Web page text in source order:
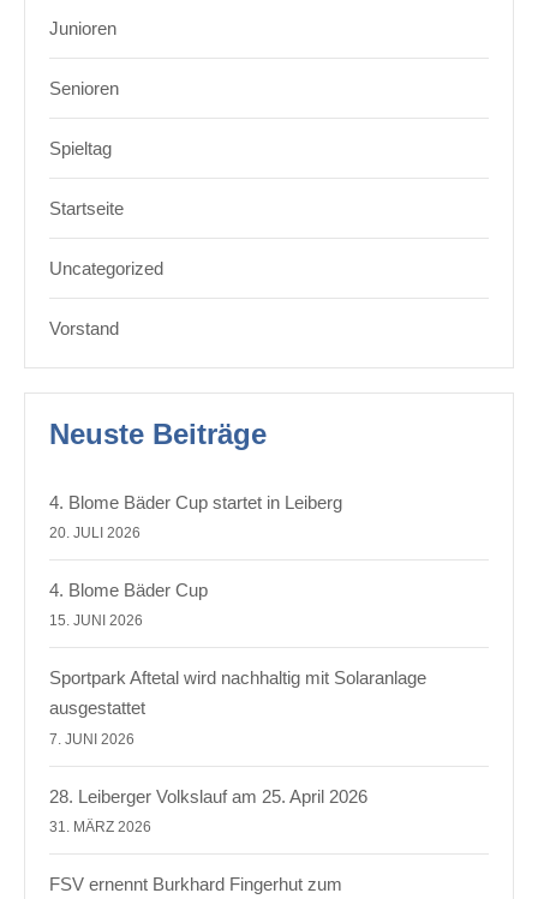
Junioren
Senioren
Spieltag
Startseite
Uncategorized
Vorstand
Neuste Beiträge
4. Blome Bäder Cup startet in Leiberg
20. JULI 2026
4. Blome Bäder Cup
15. JUNI 2026
Sportpark Aftetal wird nachhaltig mit Solaranlage
ausgestattet
7. JUNI 2026
28. Leiberger Volkslauf am 25. April 2026
31. MÄRZ 2026
FSV ernennt Burkhard Fingerhut zum